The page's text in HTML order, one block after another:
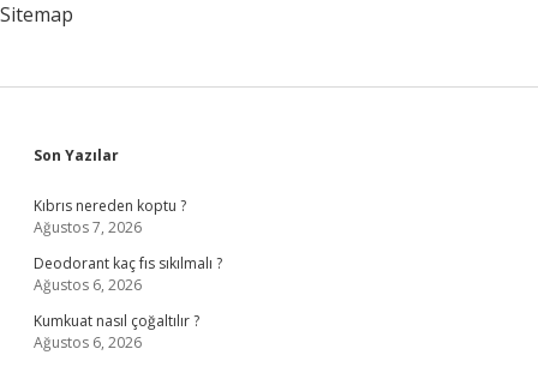
Sitemap
Sidebar
Son Yazılar
Kıbrıs nereden koptu ?
Ağustos 7, 2026
Deodorant kaç fıs sıkılmalı ?
Ağustos 6, 2026
Kumkuat nasıl çoğaltılır ?
Ağustos 6, 2026